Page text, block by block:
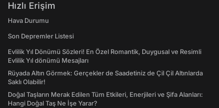
Hızlı Erişim
Hava Durumu
Son Depremler Listesi
Evlilik Yıl Dönümü Sözleri! En Özel Romantik, Duygusal ve Resimli
Evlilik Yıl dönümü Mesajları
Rüyada Altın Görmek: Gerçekler de Saadetiniz de Çil Çil Altınlarda
Saklı Olabilir!
Doğal Taşların Merak Edilen Tüm Etkileri, Enerjileri ve Şifa Alanları:
Hangi Doğal Taş Ne İşe Yarar?